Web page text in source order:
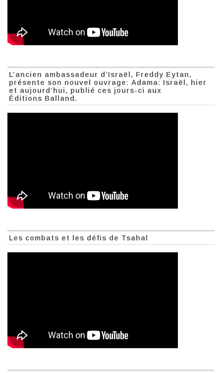
L’ancien ambassadeur d’Israël, Freddy Eytan,
présente son nouvel ouvrage: Adama: Israël, hier
et aujourd’hui, publié ces jours-ci aux
Éditions Balland.
Les combats et les défis de Tsahal